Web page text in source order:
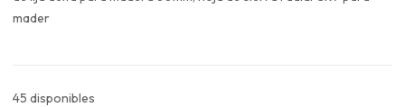
mader
45 disponibles